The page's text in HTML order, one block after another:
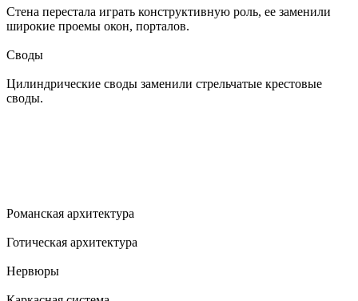
Стена перестала играть конструктивную роль, ее заменили
широкие проемы окон, порталов.
Своды
Цилиндрические своды заменили стрельчатые крестовые
своды.
Романская архитектура
Готическая архитектура
Нервюры